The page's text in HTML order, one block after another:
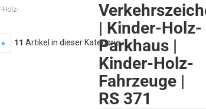
Holz-
11 Artikel in dieser Kategorie
| Kinder-Holz-
Parkhaus |
Kinder-Holz-
Fahrzeuge |
RS 371